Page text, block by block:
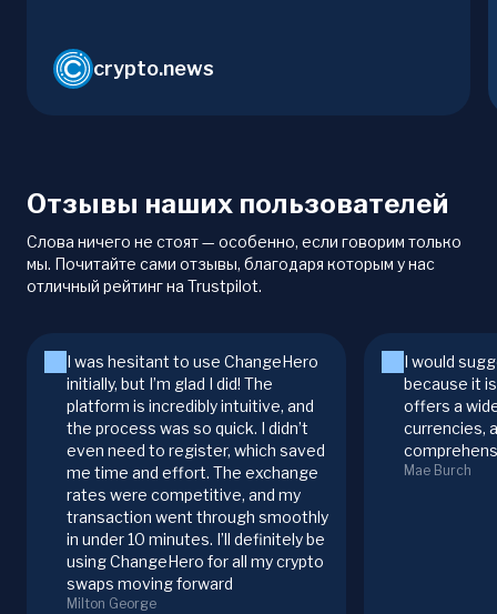
crypto.news
Отзывы наших пользователей
Слова ничего не стоят — особенно, если говорим только
мы. Почитайте сами отзывы, благодаря которым у нас
отличный рейтинг на Trustpilot.
I was hesitant to use ChangeHero
initially, but I’m glad I did! The
platform is incredibly intuitive, and
the process was so quick. I didn’t
even need to register, which saved
me time and effort. The exchange
rates were competitive, and my
transaction went through smoothly
in under 10 minutes. I’ll definitely be
using ChangeHero for all my crypto
swaps moving forward
Milton George
I would
because it
offers a
currencies,
Mae Burch